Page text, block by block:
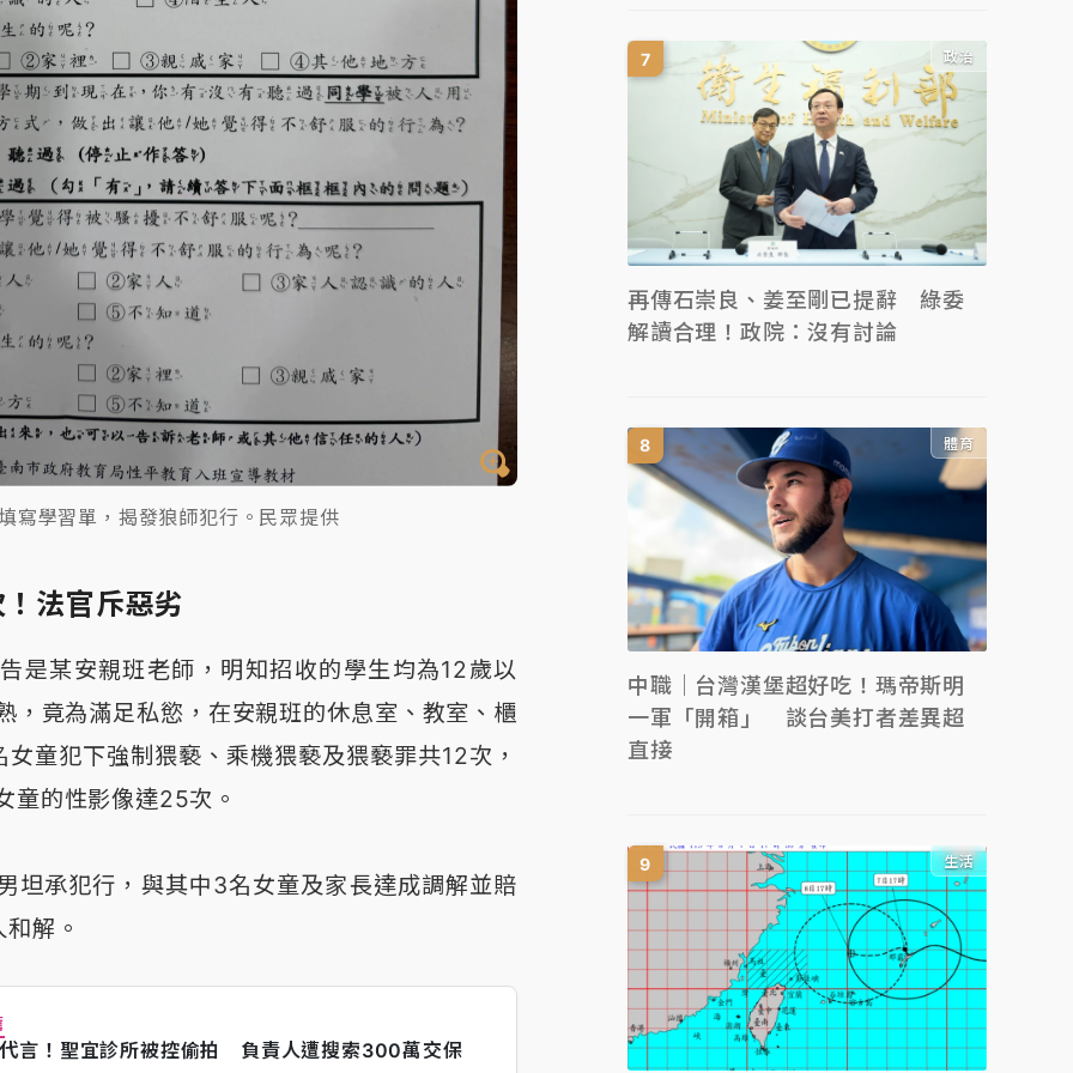
寫學習單，揭發狼師犯行。民眾提供
法官斥惡劣
是某安親班老師，明知招收的學生均為12歲以
，竟為滿足私慾，在安親班的休息室、教室、櫃
童犯下強制猥褻、乘機猥褻及猥褻罪共12次，
童的性影像達25次。
坦承犯行，與其中3名女童及家長達成調解並賠
解。
言！聖宜診所被控偷拍 負責人遭搜索300萬交保
政治
再傳石崇良、姜至剛已提辭 綠委
解讀合理！政院：沒有討論
體育
中職｜台灣漢堡超好吃！瑪帝斯明
一軍「開箱」 談台美打者差異超
直接
生活